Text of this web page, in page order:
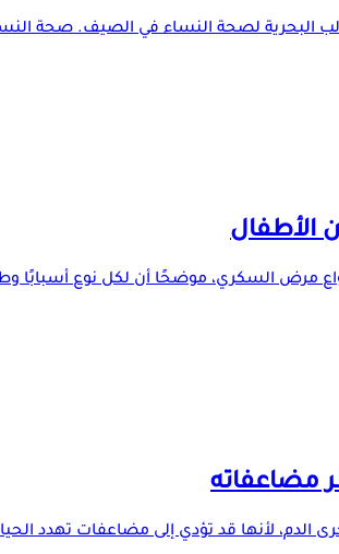
البحرية لصحة النساء في الصيف. صحة
الأطفال
مرض السكري، موضحًا أن لكل نوع أسبابًا
مضاعفاته
لأنها قد تؤدي إلى مضاعفات تهدد